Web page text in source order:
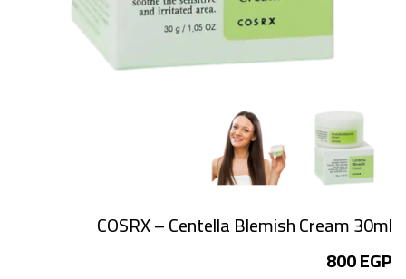
COSRX – Centella Blemish Cream 30ml
800EGP